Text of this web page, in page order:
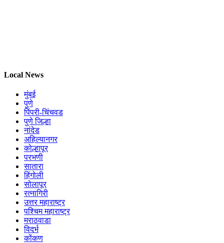
Local News
मुंबई
पुणे
पिंपरी-चिंचवड
पुणे जिल्हा
नांदेड
अहिल्यानगर
कोल्हापूर
परभणी
सातारा
हिंगोली
सोलापूर
रत्नागिरी
उत्तर महाराष्ट्र
पश्चिम महाराष्ट्र
मराठवाडा
विदर्भ
कोंकण